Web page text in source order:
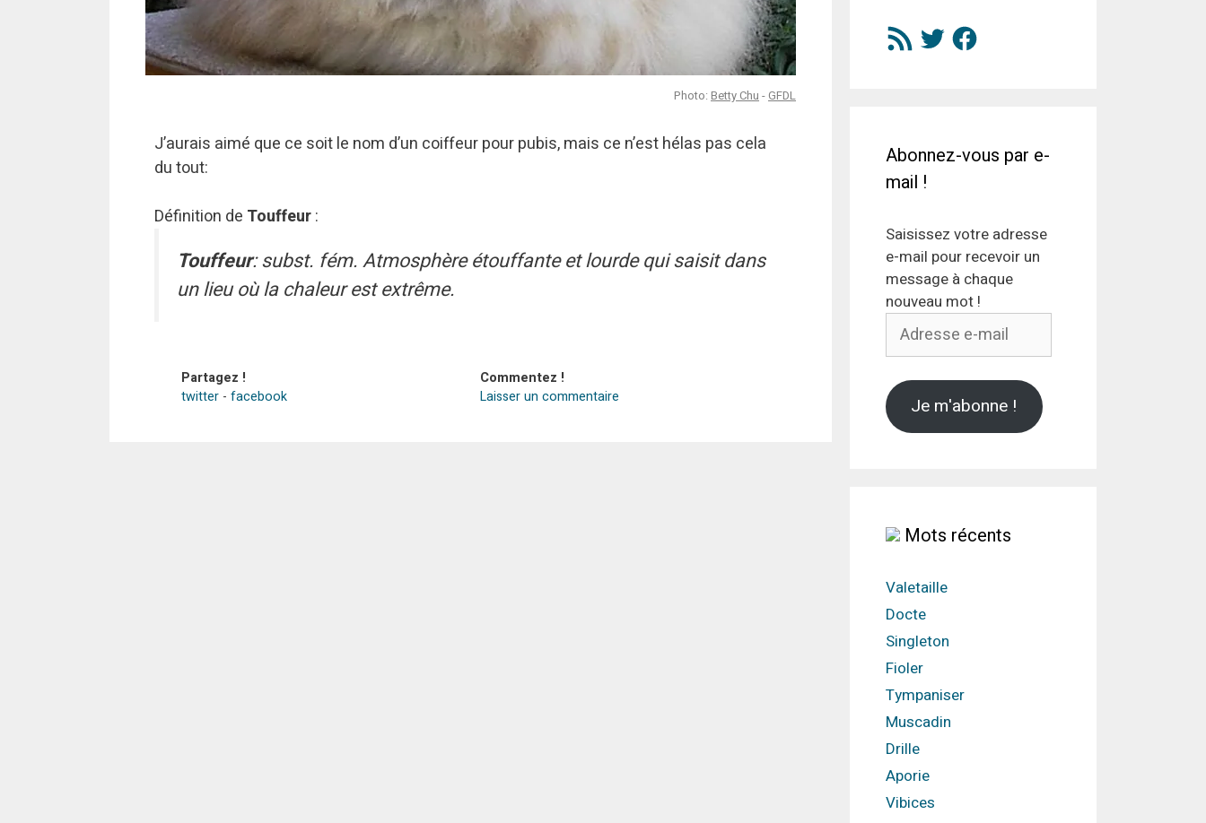
Photo: Betty Chu - GFDL
J’aurais aimé que ce soit le nom d’un coiffeur pour pubis, mais ce n’est hélas pas cela
du tout:
Définition de Touffeur:
Touffeur: subst. fém. Atmosphère étouffante et lourde qui saisit dans
un lieu où la chaleur est extrême.
Partagez !
twitter - facebook
Commentez !
Laisser un commentaire
Flux
RSS
TwitterFacebook
Abonnez-vous par e-
mail !
Saisissez votre adresse
e-mail pour recevoir un
message à chaque
nouveau mot !
Adresse
Je m'abonne !
Mots récents
Valetaille
Docte
Singleton
Fioler
Tympaniser
Muscadin
Drille
Aporie
Vibices